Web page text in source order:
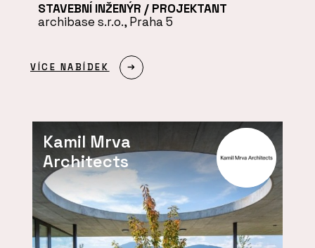
STAVEBNÍ INŽENÝR / PROJEKTANT
archibase s.r.o., Praha 5
VÍCE NABÍDEK
Kamil Mrva
Architects